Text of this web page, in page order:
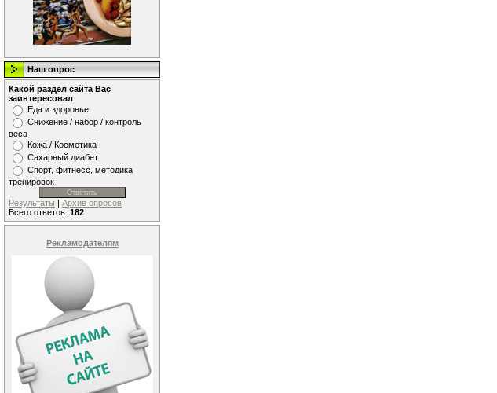
Наш опрос
Какой раздел сайта Вас
заинтересовал
Еда и здоровье
Снижение / набор / контроль
веса
Кожа / Косметика
Сахарный диабет
Спорт, фитнесс, методика
тренировок
Результаты | Архив опросов
Всего ответов: 182
Рекламодателям